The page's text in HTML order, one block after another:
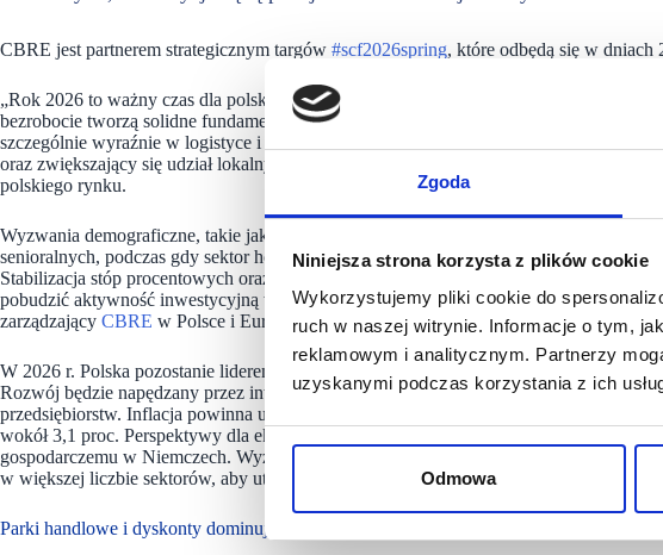
Zgoda
Niniejsza strona korzysta z plików cookie
Wykorzystujemy pliki cookie do
ruch w naszej witrynie. Informacje o tym,
reklamowym i analitycznym. Partnerzy
uzyskanymi podczas korzystania z ich
Odmowa
CBRE jest partnerem strategicznym targów #scf2026spring, które odbędą się w dniach
„Rok 2026 to ważny czas dla polskiego rynku nieruchomości komercyjnych. Silny
bezrobocie tworzą solidne fundamenty dla dalszego rozwoju. Kluczowym trendem jest
szczególnie wyraźnie w logistyce i biurach. Dobre podstawy do wykorzystywania
oraz zwiększający się udział lokalnych inwestorów, sięgający jednej piątej transakcji,
polskiego rynku.
Wyzwania demograficzne, takie jak starzejące się społeczeństwo, otwierają nowe
senioralnych, podczas gdy sektor hotelowy korzysta z poprawionych warunków
Stabilizacja stóp procentowych oraz zmniejszająca się różnica w oczekiwaniach
pobudzić aktywność inwestycyjną we wszystkich sektorach nieruchomości
zarządzający CBRE w Polsce i Europie Środkowo-Wschodniej.
W 2026 r. Polska pozostanie liderem wzrostu gospodarczego w Europie z
Rozwój będzie napędzany przez inwestycje sektora publicznego pochodzące z KPO,
przedsiębiorstw. Inflacja powinna utrzymać się w celu NBP, w skali roku osiągając 2,7
wokół 3,1 proc. Perspektywy dla eksportu poprawią się w porównaniu do minionego
gospodarczemu w Niemczech. Wyzwaniem dla Polski w 2026 r. będzie m.in.
w większej liczbie sektorów, aby utrzymać konkurencyjność i zwiększać produktywność.
Parki handlowe i dyskonty dominują